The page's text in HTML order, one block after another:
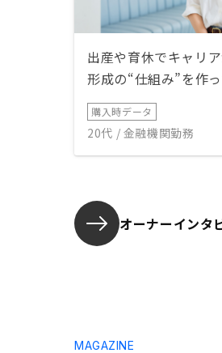
出産や育休でキャリ
形成の“仕組み”を作
購入時データ
20代 / 金融機関勤務
オーナーインタ
MAGAZINE